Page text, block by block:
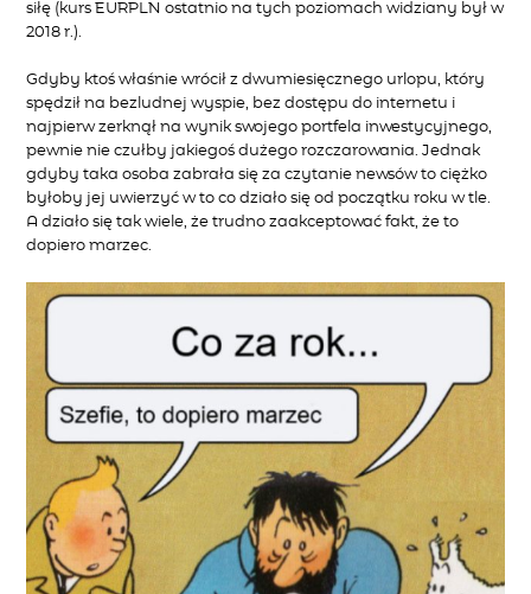
siłę (kurs EURPLN ostatnio na tych poziomach widziany był w
2018 r.).
Gdyby ktoś właśnie wrócił z dwumiesięcznego urlopu, który
spędził na bezludnej wyspie, bez dostępu do internetu i
najpierw zerknął na wynik swojego portfela inwestycyjnego,
pewnie nie czułby jakiegośdużego rozczarowania.Jednak
gdyby taka osoba zabrała się za czytanie newsówto ciężko
byłoby jej uwierzyć w to co działo się od początku roku w tle.
A działo się tak wiele,że trudno zaakceptować fakt, że to
dopiero marzec.